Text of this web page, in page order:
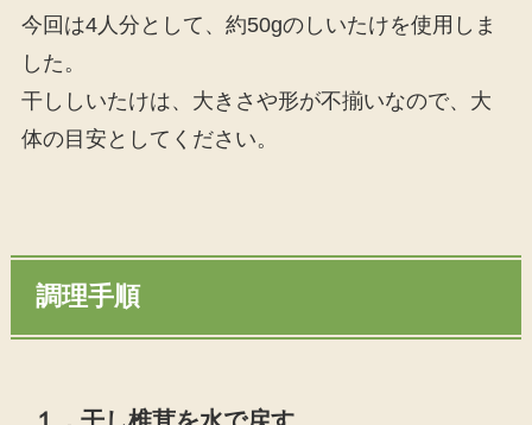
今回は4人分として、約50gのしいたけを使用しま
した。
干ししいたけは、大きさや形が不揃いなので、大
体の目安としてください。
調理手順